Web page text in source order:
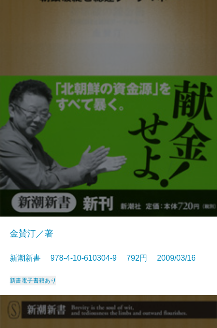
金賛汀／著
新潮新書 978-4-10-610304-9 792円 2009/03/16
新書電子書籍あり